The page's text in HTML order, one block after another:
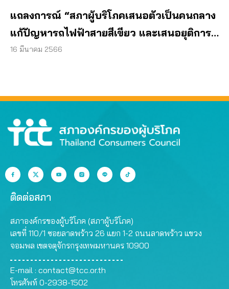
แถลงการณ์ “สภาผู้บริโภคเสนอตัวเป็นคนกลาง
แก้ปัญหารถไฟฟ้าสายสีเขียว และเสนอยุติการ
ประมูลรถไฟฟ้าสายสีส้ม เพื่อคุ้มครองผู้บริโภค”
16 มีนาคม 2566
ติดต่อสภา
สภาองค์กรของผู้บริโภค (สภาผู้บริโภค)
เลขที่ 110/1 ซอยลาดพร้าว 26 แยก 1-2 ถนนลาดพร้าว แขวง
จอมพล เขตจตุจักรกรุงเทพมหานคร 10900
E-mail : contact@tcc.or.th
โทรศัพท์ 0-2938-1502